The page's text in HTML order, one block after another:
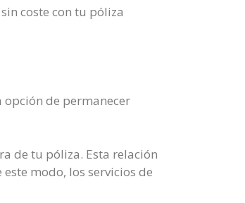
coste con tu póliza
de permanecer
de tu póliza. Esta relación
modo, los servicios de